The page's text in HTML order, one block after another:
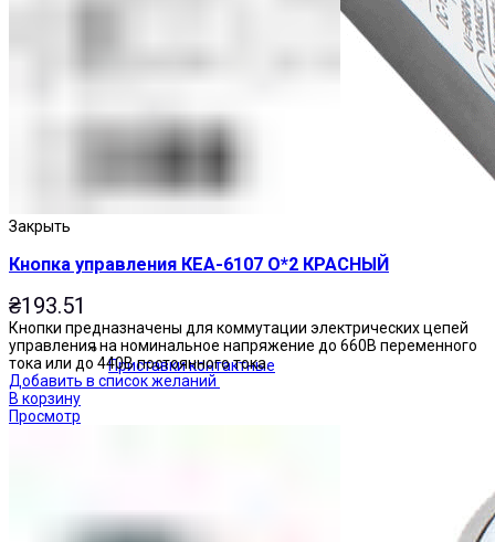
Приставки контактные
Закрыть
Кнопка управления КЕА-6107 О*2 КРАСНЫЙ
₴193.51
Кнопки предназначены для коммутации электрических цепей
управления на номинальное напряжение до 660В переменного
тока или до 440В постоянного тока.
Добавить в список желаний
В корзину
Просмотр